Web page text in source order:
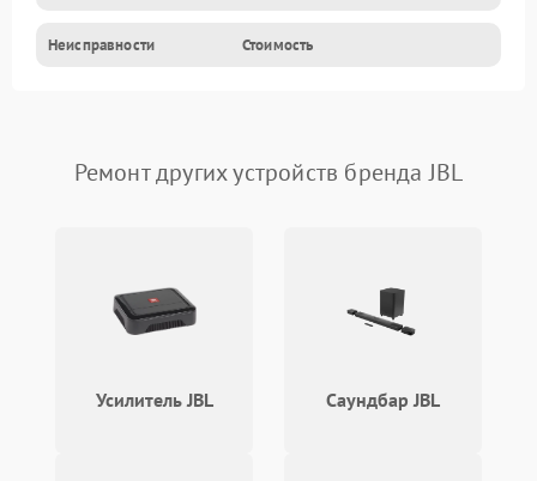
Неисправности Стоимость
Ремонт других устройств бренда JBL
Усилитель JBL Саундбар JBL